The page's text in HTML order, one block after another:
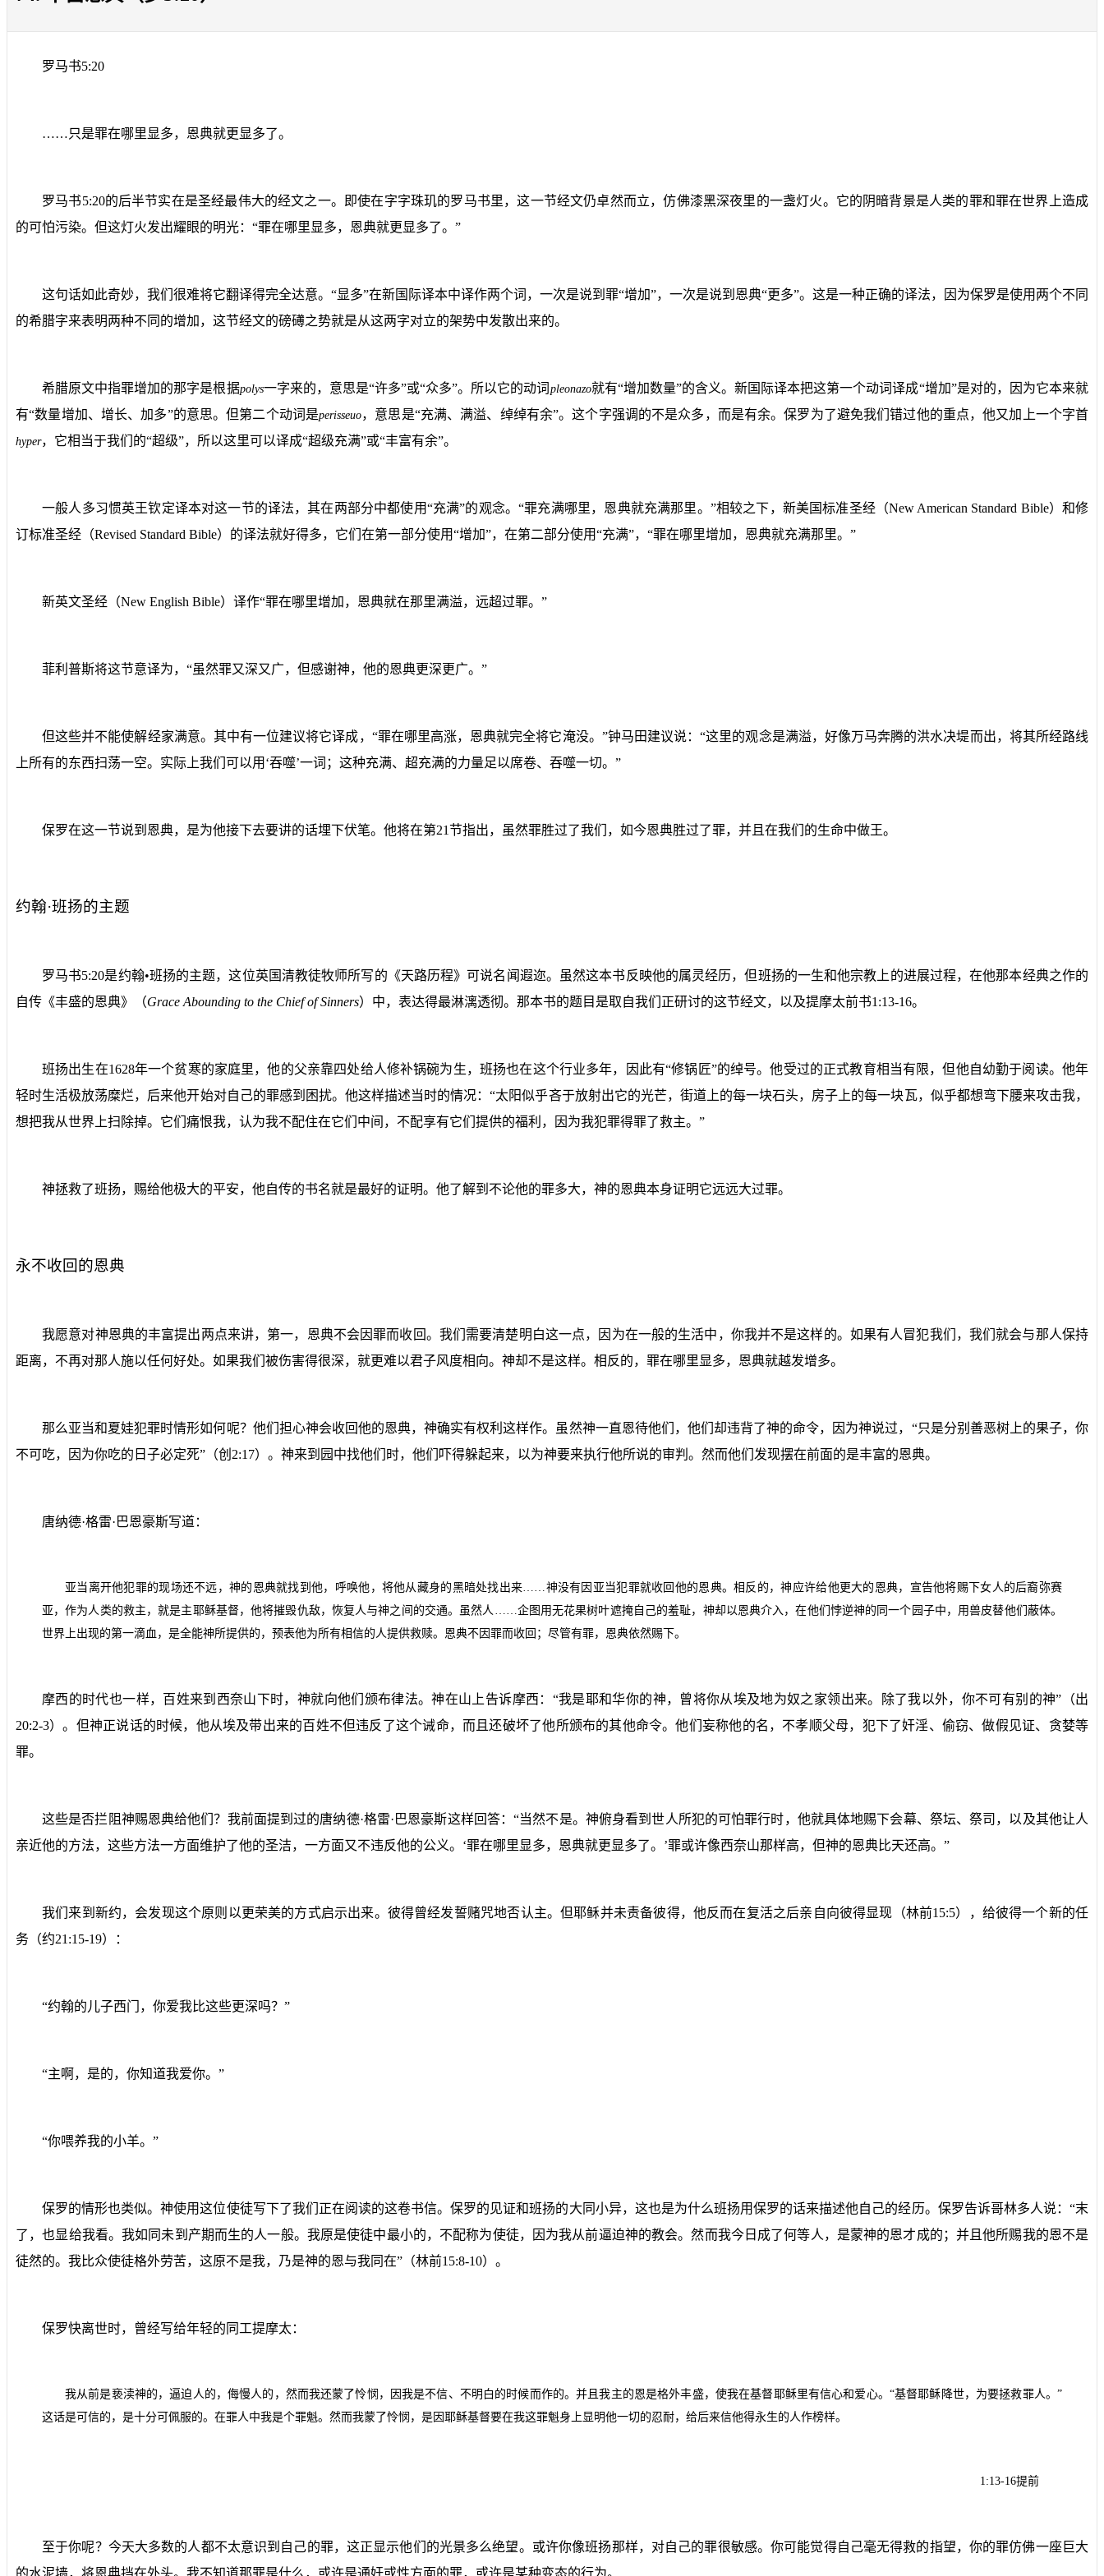
罗马书5:20
……只是罪在哪里显多，恩典就更显多了。
罗马书5:20的后半节实在是圣经最伟大的经文之一。即使在字字珠玑的罗马书里，这一节经文仍卓然而立，仿佛漆黑深夜里的一盏灯火。它的阴暗背景是人类的罪和罪在世界上造成
的可怕污染。但这灯火发出耀眼的明光：“罪在哪里显多，恩典就更显多了。”
这句话如此奇妙，我们很难将它翻译得完全达意。“显多”在新国际译本中译作两个词，一次是说到罪“增加”，一次是说到恩典“更多”。这是一种正确的译法，因为保罗是使用两个不同
的希腊字来表明两种不同的增加，这节经文的磅礡之势就是从这两字对立的架势中发散出来的。
希腊原文中指罪增加的那字是根据polys一字来的，意思是“许多”或“众多”。所以它的动词 pleonazo就有“增加数量”的含义。新国际译本把这第一个动词译成“增加”是对的，因为它本来就
有“数量增加、增长、加多”的意思。但第二个动词是perisseuo，意思是“充满、满溢、绰绰有余”。这个字强调的不是众多，而是有余。保罗为了避免我们错过他的重点，他又加上一个字首
hyper，它相当于我们的“超级”，所以这里可以译成“超级充满”或“丰富有余”。
一般人多习惯英王钦定译本对这一节的译法，其在两部分中都使用“充满”的观念。“罪充满哪里，恩典就充满那里。”相较之下，新美国标准圣经（New American Standard Bible）和修
订标准圣经（Revised Standard Bible）的译法就好得多，它们在第一部分使用“增加”，在第二部分使用“充满”，“罪在哪里增加，恩典就充满那里。”
新英文圣经（New English Bible）译作“罪在哪里增加，恩典就在那里满溢，远超过罪。”
菲利普斯将这节意译为，“虽然罪又深又广，但感谢神，他的恩典更深更广。”
但这些并不能使解经家满意。其中有一位建议将它译成，“罪在哪里高涨，恩典就完全将它淹没。”钟马田建议说：“这里的观念是满溢，好像万马奔腾的洪水决堤而出，将其所经路线
上所有的东西扫荡一空。实际上我们可以用‘吞噬’一词；这种充满、超充满的力量足以席卷、吞噬一切。”
保罗在这一节说到恩典，是为他接下去要讲的话埋下伏笔。他将在第21节指出，虽然罪胜过了我们，如今恩典胜过了罪，并且在我们的生命中做王。
约翰·班扬的主题
罗马书5:20是约翰•班扬的主题，这位英国清教徒牧师所写的《天路历程》可说名闻遐迩。虽然这本书反映他的属灵经历，但班扬的一生和他宗教上的进展过程，在他那本经典之作的
自传《丰盛的恩典》（Grace Abounding to the Chief of Sinners）中，表达得最淋漓透彻。那本书的题目是取自我们正研讨的这节经文，以及提摩太前书1:13-16。
班扬出生在1628年一个贫寒的家庭里，他的父亲靠四处给人修补锅碗为生，班扬也在这个行业多年，因此有“修锅匠”的绰号。他受过的正式教育相当有限，但他自幼勤于阅读。他年
轻时生活极放荡糜烂，后来他开始对自己的罪感到困扰。他这样描述当时的情况：“太阳似乎吝于放射出它的光芒，街道上的每一块石头，房子上的每一块瓦，似乎都想弯下腰来攻击我，
想把我从世界上扫除掉。它们痛恨我，认为我不配住在它们中间，不配享有它们提供的福利，因为我犯罪得罪了救主。”
神拯救了班扬，赐给他极大的平安，他自传的书名就是最好的证明。他了解到不论他的罪多大，神的恩典本身证明它远远大过罪。
永不收回的恩典
我愿意对神恩典的丰富提出两点来讲，第一，恩典不会因罪而收回。我们需要清楚明白这一点，因为在一般的生活中，你我并不是这样的。如果有人冒犯我们，我们就会与那人保持
距离，不再对那人施以任何好处。如果我们被伤害得很深，就更难以君子风度相向。神却不是这样。相反的，罪在哪里显多，恩典就越发增多。
那么亚当和夏娃犯罪时情形如何呢？他们担心神会收回他的恩典，神确实有权利这样作。虽然神一直恩待他们，他们却违背了神的命令，因为神说过，“只是分别善恶树上的果子，你
不可吃，因为你吃的日子必定死”（创 2:17）。神来到园中找他们时，他们吓得躲起来，以为神要来执行他所说的审判。然而他们发现摆在前面的是丰富的恩典。
唐纳德·格雷·巴恩豪斯写道：
亚当离开他犯罪的现场还不远，神的恩典就找到他，呼唤他，将他从藏身的黑暗处找出来……神没有因亚当犯罪就收回他的恩典。相反的，神应许给他更大的恩典，宣告他将赐下女人的后裔弥赛
亚，作为人类的救主，就是主耶稣基督，他将摧毁仇敌，恢复人与神之间的交通。虽然人……企图用无花果树叶遮掩自己的羞耻，神却以恩典介入，在他们悖逆神的同一个园子中，用兽皮替他们蔽体。
世界上出现的第一滴血，是全能神所提供的，预表他为所有相信的人提供救赎。恩典不因罪而收回；尽管有罪，恩典依然赐下。
摩西的时代也一样，百姓来到西奈山下时，神就向他们颁布律法。神在山上告诉摩西：“我是耶和华你的神，曾将你从埃及地为奴之家领出来。除了我以外，你不可有别的神”（出
20:2-3）。但神正说话的时候，他从埃及带出来的百姓不但违反了这个诫命，而且还破坏了他所颁布的其他命令。他们妄称他的名，不孝顺父母，犯下了奸淫、偷窃、做假见证、贪婪等
罪。
这些是否拦阻神赐恩典给他们？我前面提到过的唐纳德·格雷·巴恩豪斯这样回答：“当然不是。神俯身看到世人所犯的可怕罪行时，他就具体地赐下会幕、祭坛、祭司，以及其他让人
亲近他的方法，这些方法一方面维护了他的圣洁，一方面又不违反他的公义。‘罪在哪里显多，恩典就更显多了。’罪或许像西奈山那样高，但神的恩典比天还高。”
我们来到新约，会发现这个原则以更荣美的方式启示出来。彼得曾经发誓赌咒地否认主。但耶稣并未责备彼得，他反而在复活之后亲自向彼得显现（林前15:5），给彼得一个新的任
务（约21:15-19）：
“约翰的儿子西门，你爱我比这些更深吗？”
“主啊，是的，你知道我爱你。”
“你喂养我的小羊。”
保罗的情形也类似。神使用这位使徒写下了我们正在阅读的这卷书信。保罗的见证和班扬的大同小异，这也是为什么班扬用保罗的话来描述他自己的经历。保罗告诉哥林多人说：“末
了，也显给我看。我如同未到产期而生的人一般。我原是使徒中最小的，不配称为使徒，因为我从前逼迫神的教会。然而我今日成了何等人，是蒙神的恩才成的；并且他所赐我的恩不是
徒然的。我比众使徒格外劳苦，这原不是我，乃是神的恩与我同在”（林前15:8-10）。
保罗快离世时，曾经写给年轻的同工提摩太：
我从前是亵渎神的，逼迫人的，侮慢人的，然而我还蒙了怜悯，因我是不信、不明白的时候而作的。并且我主的恩是格外丰盛，使我在基督耶稣里有信心和爱心。“基督耶稣降世，为要拯救罪人。”
这话是可信的，是十分可佩服的。在罪人中我是个罪魁。然而我蒙了怜悯，是因耶稣基督要在我这罪魁身上显明他一切的忍耐，给后来信他得永生的人作榜样。
提前
1:13-16
至于你呢？今天大多数的人都不太意识到自己的罪，这正显示他们的光景多么绝望。或许你像班扬那样，对自己的罪很敏感。你可能觉得自己毫无得救的指望，你的罪仿佛一座巨大
的水泥墙，将恩典挡在外头。我不知道那罪是什么，或许是通奸或性方面的罪，或许是某种变态的行为。